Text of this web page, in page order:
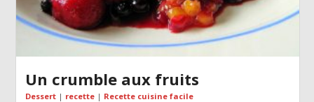
Un crumble aux fruits
Dessert| recette| Recette cuisine facile